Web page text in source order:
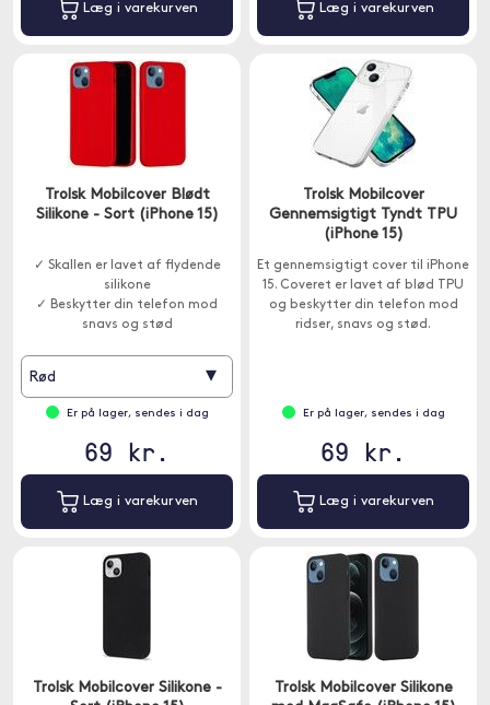
Læg i varekurven Læg i varekurven
Trolsk Mobilcover Blødt
Silikone - Sort (iPhone 15)
✓ Skallen er lavet af flydende
silikone
✓ Beskytter din telefon mod
snavs og stød
Rød ▾
Er på lager, sendes i dag
69 kr.
Læg i varekurven
Trolsk Mobilcover
Gennemsigtigt Tyndt TPU
(iPhone 15)
Et gennemsigtigt cover til iPhone
15. Coveret er lavet af blød TPU
og beskytter din telefon mod
ridser, snavs og stød.
Er på lager, sendes i dag
69 kr.
Læg i varekurven
Trolsk Mobilcover Silikone -
Trolsk Mobilcover Silikone